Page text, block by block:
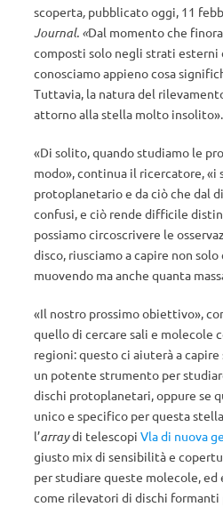
scoperta, pubblicato oggi, 11
Journal. «Dal momento che
composti solo negli strati esterni
conosciamo appieno cosa
Tuttavia, la natura del
attorno alla stella molto insolito».
«Di solito, quando studiamo le
modo», continua il ricercatore, «i
protoplanetario e da ciò che dal
confusi, e ciò rende difficile
possiamo circoscrivere le
disco, riusciamo a capire non solo
muovendo ma anche quanta
«Il nostro prossimo obiettivo»,
quello di cercare sali e
regioni: questo ci aiuterà a
un potente strumento per
dischi protoplanetari, oppure se
unico e specifico per questa
l’arraydi telescopi Vla di nuova
giusto mix di sensibilità e
per studiare queste molecole,
come rilevatori di dischi formanti